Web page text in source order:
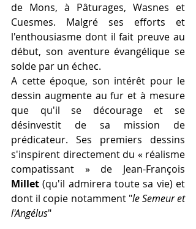
de Mons, à Pâturages, Wasnes et
Cuesmes. Malgré ses efforts et
l'enthousiasme dont il fait preuve au
début, son aventure évangélique se
solde par un échec.
A cette époque, son intérêt pour le
dessin augmente au fur et à mesure
que qu'il se décourage et se
désinvestit de sa mission de
prédicateur. Ses premiers dessins
s'inspirent directement du « réalisme
Millet (qu'il admirera toute sa vie) et
dont il copie notamment "le Semeur et
l'Angélus"